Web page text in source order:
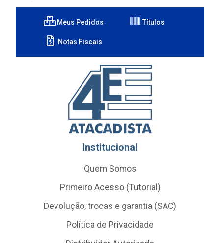
Meus Pedidos Títulos
Notas Fiscais
Institucional
Quem Somos
Primeiro Acesso (Tutorial)
Devolução, trocas e garantia (SAC)
Política de Privacidade